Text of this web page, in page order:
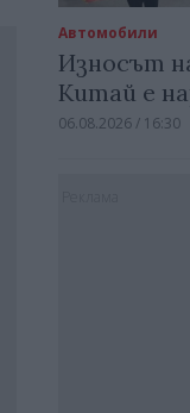
Автомобили
Износът
Китай е
06.08.2026 / 16:30